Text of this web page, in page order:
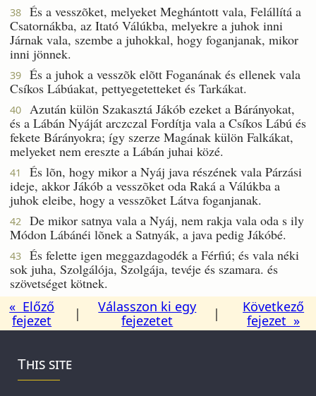
38
És a vesszõket, melyeket Meghántott vala, Felállítá a
Csatornákba, az Itató Válúkba, melyekre a juhok inni
Járnak vala, szembe a juhokkal, hogy foganjanak, mikor
inni jönnek.
39
És a juhok a vesszõk elõtt Foganának és ellenek vala
Csíkos Lábúakat, pettyegetetteket és Tarkákat.
40
Azután külön Szakasztá Jákób ezeket a Bárányokat,
és a Lábán Nyáját arczczal Fordítja vala a Csíkos Lábú és
fekete Bárányokra; így szerze Magának külön Falkákat,
melyeket nem ereszte a Lábán juhai közé.
41
És lõn, hogy mikor a Nyáj java részének vala Párzási
ideje, akkor Jákób a vesszõket oda Raká a Válúkba a
juhok eleibe, hogy a vesszõket Látva foganjanak.
42
De mikor satnya vala a Nyáj, nem rakja vala oda s ily
Módon Lábánéi lõnek a Satnyák, a java pedig Jákóbé.
43
És felette igen meggazdagodék a Férfiú; és vala néki
sok juha, Szolgálója, Szolgája, tevéje és szamara. és
szövetséget kötnek.
« Előző
fejezet
|
Válasszon ki egy
fejezetet
|
Következő
fejezet »
This site